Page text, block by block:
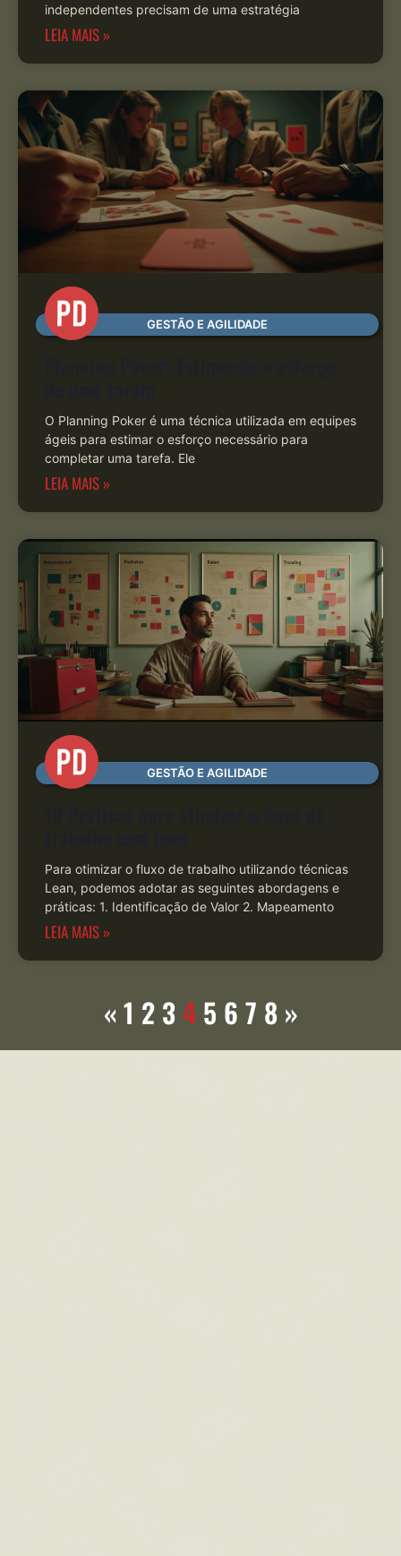
independentes precisam de uma estratégia
LEIA MAIS »
GESTÃO E AGILIDADE
O Planning Poker é uma técnica utilizada em equipes
ágeis para estimar o esforço necessário para
completar uma tarefa. Ele
LEIA MAIS »
GESTÃO E AGILIDADE
Para otimizar o fluxo de trabalho utilizando técnicas
Lean, podemos adotar as seguintes abordagens e
práticas: 1. Identificação de Valor 2. Mapeamento
LEIA MAIS »
« 1 2 3 4 5 6 7 8 »